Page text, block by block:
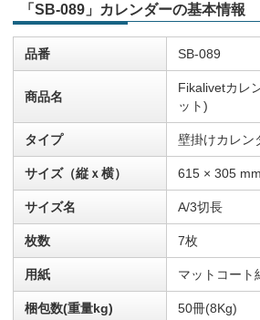
「SB-089」カレンダーの基本情報
品番 SB-089
商品名
Fikalivetカレ
ット)
タイプ 壁掛けカレン
サイズ（縦ｘ横） 615 × 305 mm
サイズ名 A/3切長
枚数 7枚
用紙 マットコート
梱包数(重量kg) 50冊(8Kg)